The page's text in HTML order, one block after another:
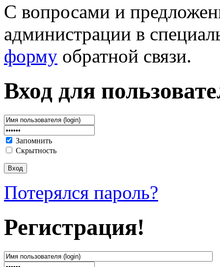
С вопросами и
администрации в
форму обратной связи.
Вход для
Запомнить
Скрытность
Потерялся пароль?
Регистрация!